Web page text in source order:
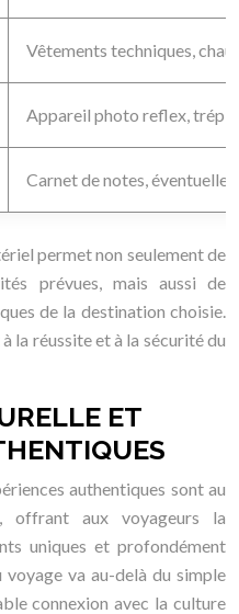
Vêtements techniques,
Appareil photo reflex,
Carnet de notes,
permet non seulement de
prévues, mais aussi de
de la destination choisie.
la réussite et à la sécurité du
ET
authentiques sont au
offrant aux voyageurs la
uniques et profondément
va au-delà du simple
connexion avec la culture